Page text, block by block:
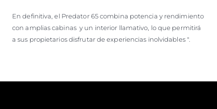
En definitiva, el Predator 65 combina potencia y rendimiento
con amplias cabinas y un interior llamativo, lo que permitirá
a sus propietarios disfrutar de experiencias inolvidables ".